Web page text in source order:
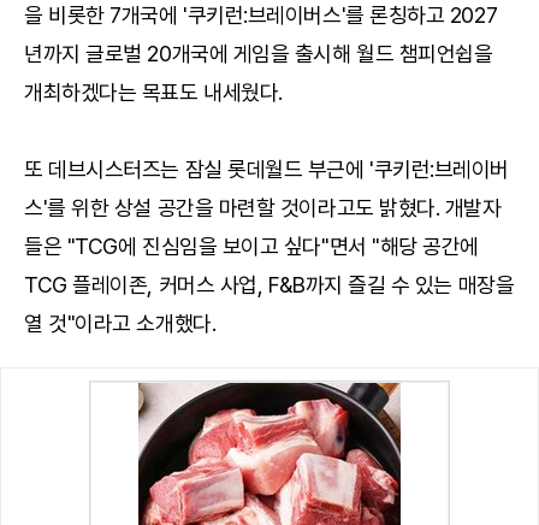
을 비롯한 7개국에 '쿠키런:브레이버스'를 론칭하고 2027
년까지 글로벌 20개국에 게임을 출시해 월드 챔피언쉽을
개최하겠다는 목표도 내세웠다.
또 데브시스터즈는 잠실 롯데월드 부근에 '쿠키런:브레이버
스'를 위한 상설 공간을 마련할 것이라고도 밝혔다. 개발자
들은 "TCG에 진심임을 보이고 싶다"면서 "해당 공간에
TCG 플레이존, 커머스 사업, F&B까지 즐길 수 있는 매장을
열 것"이라고 소개했다.